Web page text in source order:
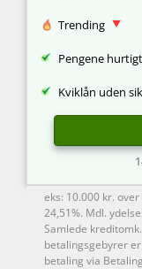
Trending
Pengene
Kviklån uden
eks: 10.000 kr.
24,51%. Mdl.
Samlede
betalingsgebyrer
betaling via